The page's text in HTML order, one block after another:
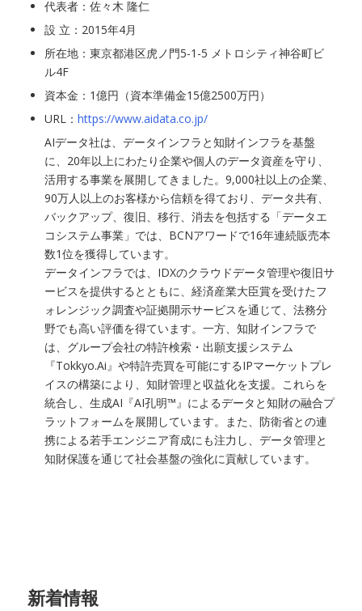
代表者：佐々木 隆仁
設 立：2015年4月
所在地：東京都港区虎ノ門5-1-5 メトロシティ神谷町ビ
ル4F
資本金：1億円（資本準備金15億2500万円）
URL： https://www.aidata.co.jp/
AIデータ社は、データインフラと知財インフラを基盤
に、20年以上にわたり企業や個人のデータ資産を守り、
活用する事業を展開してきました。9,000社以上の企業、
90万人以上のお客様から信頼を得ており、データ共有、
バックアップ、復旧、移行、消去を包括する「データエ
コシステム事業」では、BCNアワードで16年連続販売本
数1位を獲得しています。
データインフラでは、IDXのクラウドデータ管理や復旧サ
ービスを提供するとともに、経済産業大臣賞を受けたフ
ォレンジック調査や証拠開示サービスを通じて、法務分
野でも高い評価を得ています。一方、知財インフラで
は、グループ会社の特許検索・出願支援システム
『Tokkyo.Ai』や特許売買を可能にするIPマーケットプレ
イスの構築により、知財管理と収益化を支援。これらを
統合し、生成AI『AI孔明™』によるデータと知財の融合プ
ラットフォームを展開しています。また、防衛省との連
携による若手エンジニア育成にも注力し、データ管理と
知財保護を通じて社会基盤の強化に貢献しています。
新着情報